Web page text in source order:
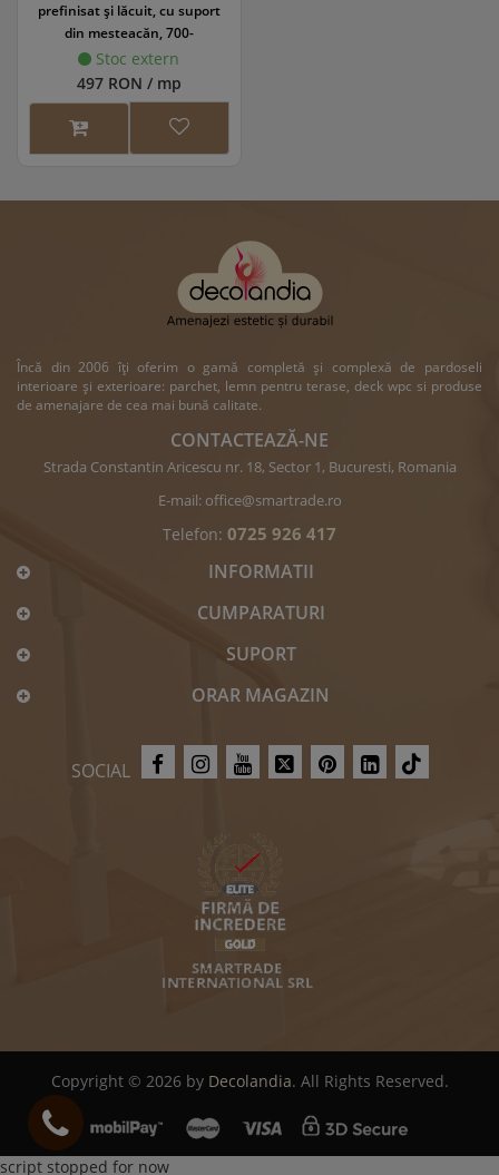
prefinisat și lăcuit, cu suport
din mesteacăn, 700-
1000x70x10/3.5-4.5 mm
Stoc extern
497 RON / mp
Încă din 2006 îți oferim o gamă completă și complexă de pardoseli
interioare și exterioare: parchet, lemn pentru terase, deck wpc si produse
de amenajare de cea mai bună calitate.
CONTACTEAZĂ-NE
Strada Constantin Aricescu nr. 18, Sector 1, Bucuresti, Romania
E-mail: office@smartrade.ro
Telefon: 0725 926 417
INFORMATII
CUMPARATURI
SUPORT
ORAR MAGAZIN
SOCIAL
Copyright © 2026 by Decolandia. All Rights Reserved.
script stopped for now